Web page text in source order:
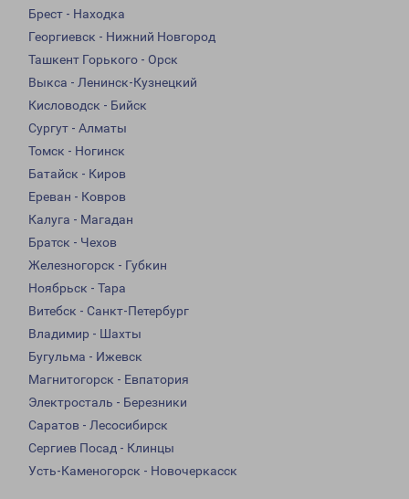
Брест - Находка
Георгиевск - Нижний Новгород
Ташкент Горького - Орск
Выкса - Ленинск-Кузнецкий
Кисловодск - Бийск
Сургут - Алматы
Томск - Ногинск
Батайск - Киров
Ереван - Ковров
Калуга - Магадан
Братск - Чехов
Железногорск - Губкин
Ноябрьск - Тара
Витебск - Санкт-Петербург
Владимир - Шахты
Бугульма - Ижевск
Магнитогорск - Евпатория
Электросталь - Березники
Саратов - Лесосибирск
Сергиев Посад - Клинцы
Усть-Каменогорск - Новочеркасск